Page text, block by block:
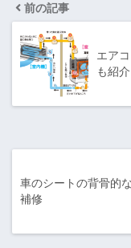
前の記事
エア
も紹介
車のシートの背骨的
補修